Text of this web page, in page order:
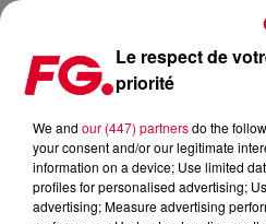
FRED AGAIN .. OU L’ÉTOFFE D’UN (TRÈS)
Publié : 24 août 2021 à 17h34
Le respect de
priorité
We and our (447) partnersdo the
your consent and/or our legitimate
information on a device; Use limited
profiles for personalised advertising;
advertising; Measure advertising